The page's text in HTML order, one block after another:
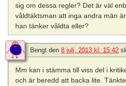
sig om dessa regler? Det är väl
våldtäktsman att inga andra män
han tänker våldta eller?
Bengt den 8 juli, 2013 kl. 15:42
Mm kan i stämma till viss del i
och är beredd att backa lite.